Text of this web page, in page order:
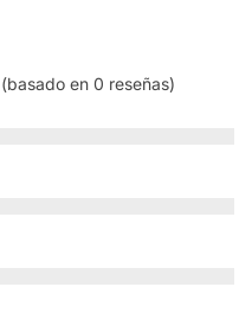
en 0 reseñas)